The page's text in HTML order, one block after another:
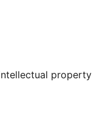
property